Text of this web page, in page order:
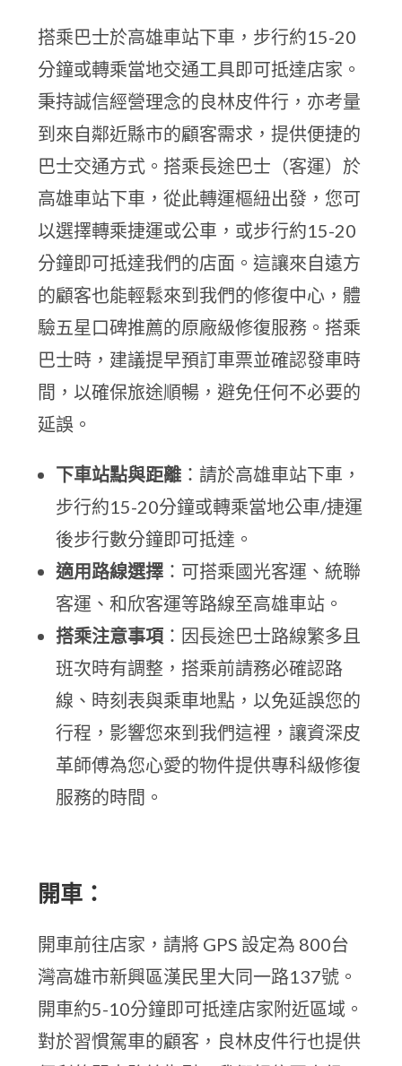
搭乘巴士於高雄車站下車，步行約15-20
分鐘或轉乘當地交通工具即可抵達店家。
秉持誠信經營理念的良林皮件行，亦考量
到來自鄰近縣市的顧客需求，提供便捷的
巴士交通方式。搭乘長途巴士（客運）於
高雄車站下車，從此轉運樞紐出發，您可
以選擇轉乘捷運或公車，或步行約15-20
分鐘即可抵達我們的店面。這讓來自遠方
的顧客也能輕鬆來到我們的修復中心，體
驗五星口碑推薦的原廠級修復服務。搭乘
巴士時，建議提早預訂車票並確認發車時
間，以確保旅途順暢，避免任何不必要的
延誤。
下車站點與距離 ：請於高雄車站下車，
步行約15-20分鐘或轉乘當地公車/捷運
後步行數分鐘即可抵達。
適用路線選擇 ：可搭乘國光客運、統聯
客運、和欣客運等路線至高雄車站。
搭乘注意事項 ：因長途巴士路線繁多且
班次時有調整，搭乘前請務必確認路
線、時刻表與乘車地點，以免延誤您的
行程，影響您來到我們這裡，讓資深皮
革師傅為您心愛的物件提供專科級修復
服務的時間。
開車：
開車前往店家，請將 GPS 設定為 800台
灣高雄市新興區漢民里大同一路137號。
開車約5-10分鐘即可抵達店家附近區域。
對於習慣駕車的顧客，良林皮件行也提供